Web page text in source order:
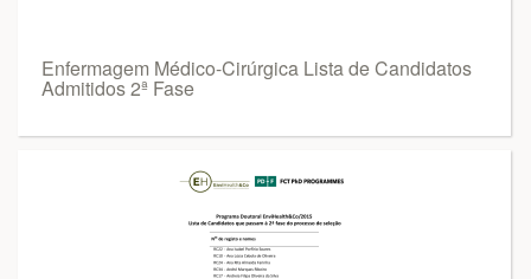
Enfermagem Médico-Cirúrgica Lista de Candidatos
Admitidos 2ª Fase